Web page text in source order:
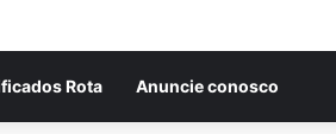
Rota Anuncie conosco